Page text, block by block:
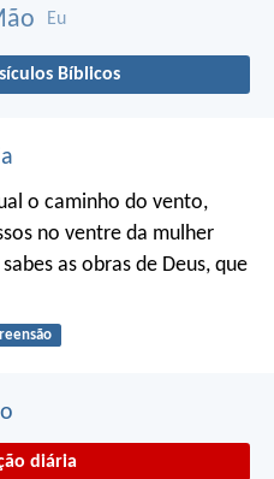
Eu
Bíblicos
o caminho do vento,
no ventre da mulher
as obras de Deus, que
diária